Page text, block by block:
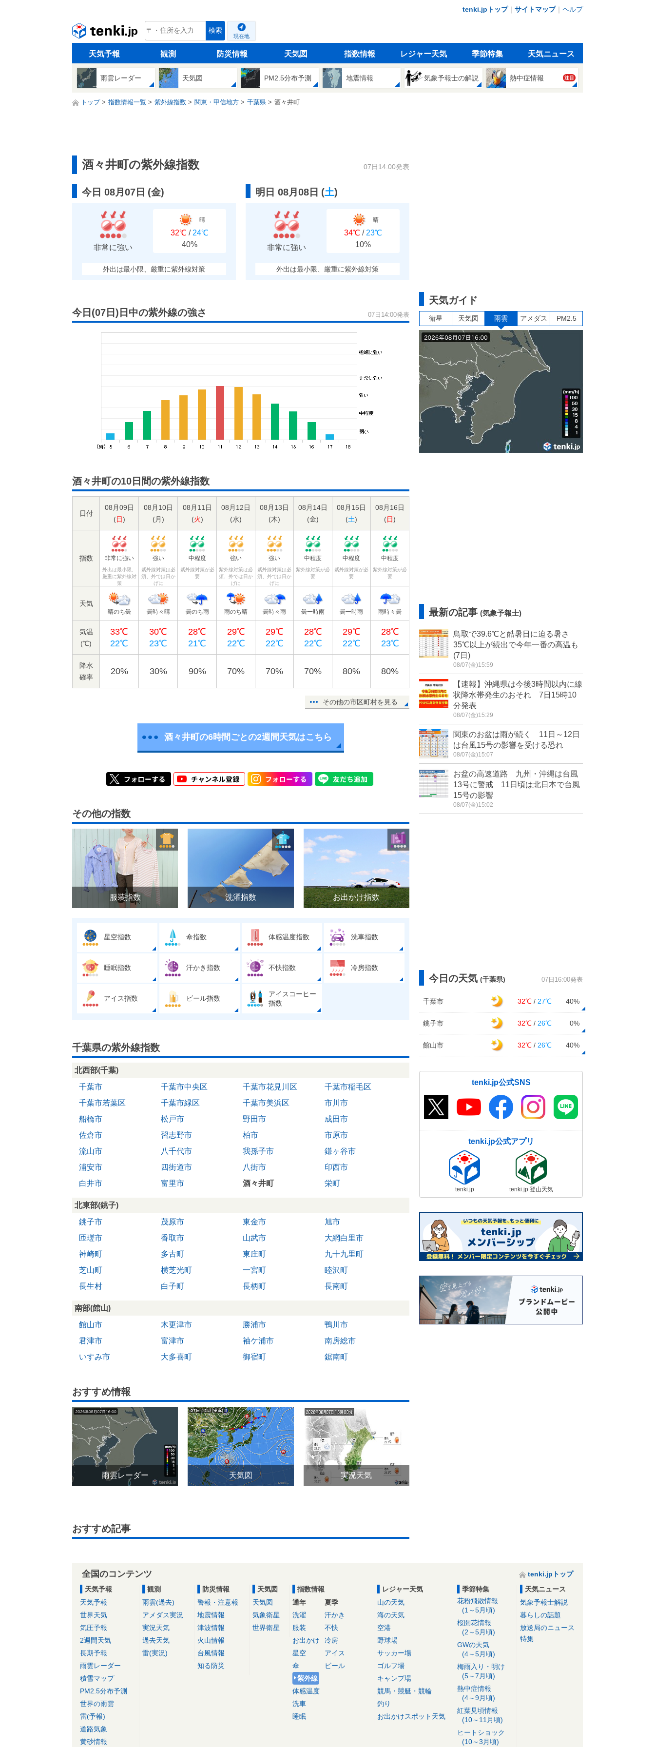
tenki.jpトップ｜ サイトマップ｜ ヘルプ
tenki.jp 検索
現在地
天気予報 観測 防災情報 天気図 指数情報 レジャー天気 季節特集 天気ニュース
雨雲レーダー 天気図 PM2.5分布予測 地震情報 気象予報士の解説 熱中症情報 注目
トップ 指数情報一覧 紫外線指数 関東・甲信地方 千葉県 酒々井町
酒々井町の紫外線指数 07日14:00発表
今日 08月07日 (金)
非常に強い
晴
32℃ / 24℃
40%
外出は最小限、厳重に紫外線対策
明日 08月08日 (土)
非常に強い
晴
34℃ / 23℃
10%
外出は最小限、厳重に紫外線対策
今日(07日)日中の紫外線の強さ 07日14:00発表
酒々井町の10日間の紫外線指数
日付
08月09日
(日)
08月10日
(月)
08月11日
(火)
08月12日
(水)
08月13日
(木)
08月14日
(金)
08月15日
(土)
08月16日
(日)
指数 非常に強い
外出は最小限、
厳重に紫外線対
策
強い
紫外線対策は必
須、外では日か
げに
中程度
紫外線対策が必
要
強い
紫外線対策は必
須、外では日か
げに
強い
紫外線対策は必
須、外では日か
げに
中程度
紫外線対策が必
要
中程度
紫外線対策が必
要
中程度
紫外線対策が必
要
天気
晴のち曇 曇時々晴 曇のち雨 雨のち晴 曇時々雨 曇一時雨 曇一時雨 雨時々曇
気温
(℃)
33℃
22℃
30℃
23℃
28℃
21℃
29℃
22℃
29℃
22℃
28℃
22℃
29℃
22℃
28℃
23℃
降水
確率
20% 30% 90% 70% 70% 70% 80% 80%
その他の市区町村を見る
酒々井町の6時間ごとの2週間天気はこちら
その他の指数
服装指数 洗濯指数 お出かけ指数
星空指数 傘指数 体感温度指数 洗車指数
睡眠指数 汗かき指数 不快指数 冷房指数
アイス指数 ビール指数
アイスコーヒー
指数
千葉県の紫外線指数
北西部(千葉)
千葉市
千葉市中央区 千葉市花見川区
千葉市稲毛区
千葉市若葉区
千葉市緑区 千葉市美浜区
市川市
船橋市
松戸市 野田市
成田市
佐倉市
習志野市 柏市
市原市
流山市
八千代市 我孫子市
鎌ヶ谷市
浦安市
四街道市 八街市
印西市
白井市
富里市 酒々井町 栄町
北東部(銚子)
銚子市
茂原市 東金市
旭市
匝瑳市
香取市 山武市
大網白里市
神崎町
多古町 東庄町
九十九里町
芝山町
横芝光町 一宮町
睦沢町
長生村
白子町 長柄町 長南町
南部(館山)
館山市
木更津市 勝浦市
鴨川市
君津市
富津市 袖ケ浦市
南房総市
いすみ市
大多喜町 御宿町 鋸南町
おすすめ情報
雨雲レーダー 天気図 実況天気
おすすめ記事
天気ガイド
衛星 天気図 雨雲 アメダス PM2.5
最新の記事 (気象予報士)
鳥取で39.6℃と酷暑日に迫る暑さ
35℃以上が続出で今年一番の高温も
(7日)
08/07(金)15:59
【速報】沖縄県は今後3時間以内に線
状降水帯発生のおそれ 7日15時10
分発表
08/07(金)15:29
関東のお盆は雨が続く 11日～12日
は台風15号の影響を受ける恐れ
08/07(金)15:07
お盆の高速道路 九州・沖縄は台風
13号に警戒 11日頃は北日本で台風
15号の影響
08/07(金)15:02
今日の天気 (千葉県) 07日16:00発表
千葉市 32℃ / 27℃ 40%
銚子市 32℃ / 26℃ 0%
館山市 32℃ / 26℃ 40%
tenki.jp公式SNS
tenki.jp公式アプリ
tenki.jp tenki.jp 登山天気
全国のコンテンツ
tenki.jpトップ
天気予報
天気予報
世界天気
気圧予報
2週間天気
長期予報
雨雲レーダー
積雪マップ
PM2.5分布予測
世界の雨雲
雷(予報)
道路気象
黄砂情報
観測
雨雲(過去)
アメダス実況
実況天気
過去天気
雷(実況)
防災情報
警報・注意報
地震情報
津波情報
火山情報
台風情報
知る防災
天気図
天気図
気象衛星
世界衛星
指数情報
通年
洗濯
服装
お出かけ
星空
傘
紫外線
体感温度
洗車
睡眠
夏季
汗かき
不快
冷房
アイス
ビール
レジャー天気
山の天気
海の天気
空港
野球場
サッカー場
ゴルフ場
キャンプ場
競馬・競艇・競輪
釣り
お出かけスポット天気
季節特集
花粉飛散情報
(1～5月頃)
桜開花情報
(2～5月頃)
GWの天気
(4～5月頃)
梅雨入り・明け
(5～7月頃)
熱中症情報
(4～9月頃)
紅葉見頃情報
(10～11月頃)
ヒートショック
(10～3月頃)
天気ニュース
気象予報士解説
暮らしの話題
放送局のニュース
特集